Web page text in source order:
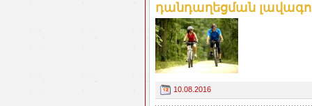
դանդաղեցման
10.08.2016